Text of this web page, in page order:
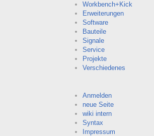
Workbench+Kick
Erweiterungen
Software
Bauteile
Signale
Service
Projekte
Verschiedenes
Anmelden
neue Seite
wiki intern
Syntax
Impressum